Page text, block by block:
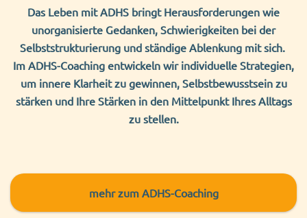
Das Leben mit ADHS bringt Herausforderungen wie
unorganisierte Gedanken, Schwierigkeiten bei der
Selbststrukturierung und ständige Ablenkung mit sich.
Im ADHS-Coaching entwickeln wir individuelle Strategien,
um innere Klarheit zu gewinnen, Selbstbewusstsein zu
stärken und Ihre Stärken in den Mittelpunkt Ihres Alltags
zu stellen.
mehrzum ADHS-Coaching